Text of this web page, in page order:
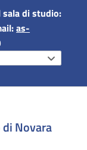
sala di studio:
as-
Novara